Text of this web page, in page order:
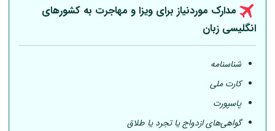
مدارک موردنیاز برای ویزا و مهاجرت به کشورهای
انگلیسی زبان
شناسنامه
کارت ملی
پاسپورت
گواهی‌های ازدواج یا تجرد یا طلاق